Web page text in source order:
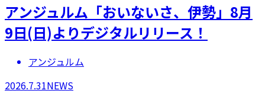
アンジュルム「おいないさ、伊勢」8月
9日(日)よりデジタルリリース！
アンジュルム
2026.7.31NEWS